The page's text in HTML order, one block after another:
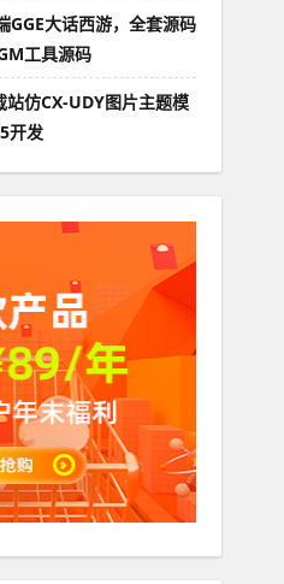
GGE大话西游，全套源码
工具源码
仿CX-UDY图片主题模
开发